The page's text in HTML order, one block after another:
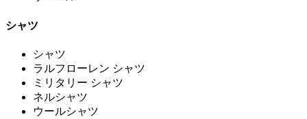
シャツ
シャツ
ラルフローレン シャツ
ミリタリー シャツ
ネルシャツ
ウールシャツ